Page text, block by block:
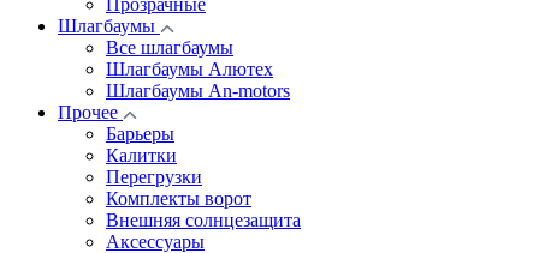
Прозрачные
Шлагбаумы
Все шлагбаумы
Шлагбаумы Алютех
Шлагбаумы An-motors
Прочее
Барьеры
Калитки
Перегрузки
Комплекты ворот
Внешняя солнцезащита
Аксессуары